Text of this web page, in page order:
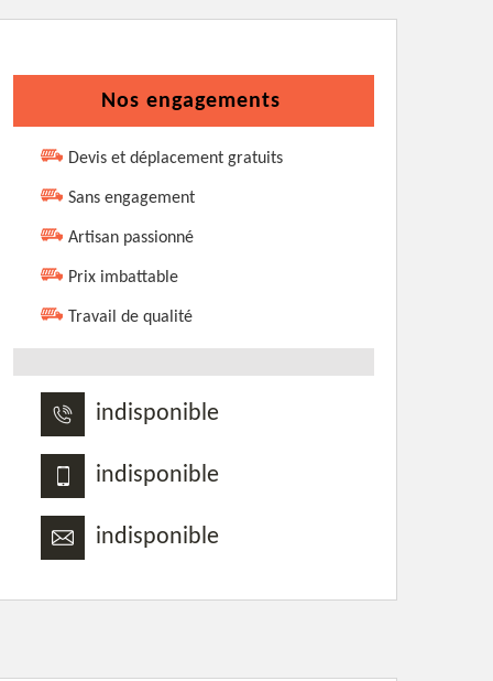
Nos engagements
Devis et déplacement gratuits
Sans engagement
Artisan passionné
Prix imbattable
Travail de qualité
indisponible
indisponible
indisponible